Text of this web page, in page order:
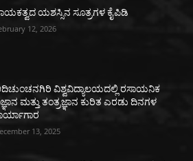
ಯಶಸ್ಸಿನ ಸೂತ್ರಗಳ ಕೈಪಿಡಿ
12, 2026
ವಿಶ್ವವಿದ್ಯಾಲಯದಲ್ಲಿ ರಸಾಯನಿಕ
ಮತ್ತು ತಂತ್ರಜ್ಞಾನ ಕುರಿತ ಎರಡು ದಿನಗಳ
13, 2025